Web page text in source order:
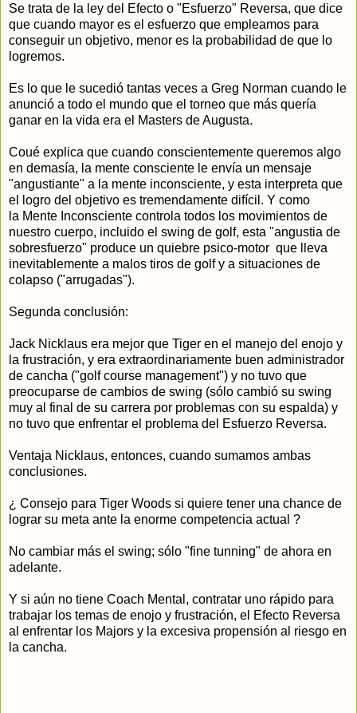
Se trata de la ley del Efecto o "Esfuerzo" Reversa, que dice
que cuando mayor es el esfuerzo que empleamos para
conseguir un objetivo, menor es la probabilidad de que lo
logremos.
Es lo que le sucedió tantas veces a Greg Norman cuando le
anunció a todo el mundo que el torneo que más quería
ganar en la vida era el Masters de Augusta.
Coué explica que cuando conscientemente queremos algo
en demasía, la mente consciente le envía un mensaje
"angustiante" a la mente inconsciente, y esta interpreta que
el logro del objetivo es tremendamente difícil. Y como
la Mente Inconsciente controla todos los movimientos de
nuestro cuerpo, incluido el swing de golf, esta "angustia de
sobresfuerzo" produce un quiebre psico-motor que lleva
inevitablemente a malos tiros de golf y a situaciones de
colapso ("arrugadas").
Segunda conclusión:
Jack Nicklaus era mejor que Tiger en el manejo del enojo y
la frustración, y era extraordinariamente buen administrador
de cancha ("golf course management") y no tuvo que
preocuparse de cambios de swing (sólo cambió su swing
muy al final de su carrera por problemas con su espalda) y
no tuvo que enfrentar el problema del Esfuerzo Reversa.
Ventaja Nicklaus, entonces, cuando sumamos ambas
conclusiones.
¿ Consejo para Tiger Woods si quiere tener una chance de
lograr su meta ante la enorme competencia actual ?
No cambiar más el swing; sólo "fine tunning" de ahora en
adelante.
Y si aún no tiene Coach Mental, contratar uno rápido para
trabajar los temas de enojo y frustración, el Efecto Reversa
al enfrentar los Majors y la excesiva propensión al riesgo en
la cancha.